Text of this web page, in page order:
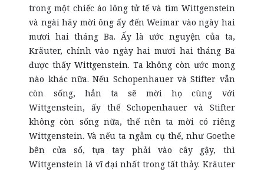
trong một chiếc áo lông tử tế và tìm Wittgenstein
và ngài hãy mời ông ấy đến Weimar vào ngày hai
mươi hai tháng Ba. Ấy là ước nguyện của ta,
Kräuter, chính vào ngày hai mươi hai tháng Ba
được thấy Wittgenstein. Ta không còn ước mong
nào khác nữa. Nếu Schopenhauer và Stifter vẫn
còn sống, hẳn ta sẽ mời họ cùng với
Wittgenstein, ấy thế Schopenhauer và Stifter
không còn sống nữa, thế nên ta mời có riêng
Wittgenstein. Và nếu ta ngẫm cụ thể, như Goethe
bên cửa sổ, tựa tay phải vào cây gậy, thì
Wittgenstein là vĩ đại nhất trong tất thảy. Kräuter